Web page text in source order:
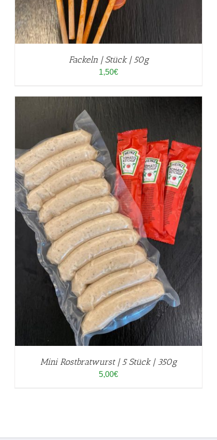
Fackeln | Stück | 50g
1,50€
Mini Rostbratwurst | 5 Stück | 350g
5,00€